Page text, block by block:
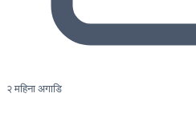
२ महिना अगाडि